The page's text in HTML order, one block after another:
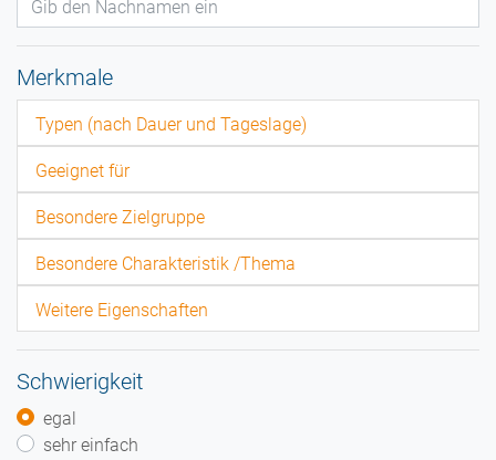
Merkmale
Typen (nach Dauer und Tageslage)
Geeignet für
Besondere Zielgruppe
Besondere Charakteristik /Thema
Weitere Eigenschaften
Schwierigkeit
egal
sehr einfach